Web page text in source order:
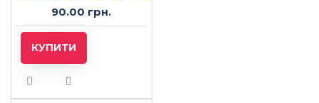
90.00 грн.
КУПИТИ